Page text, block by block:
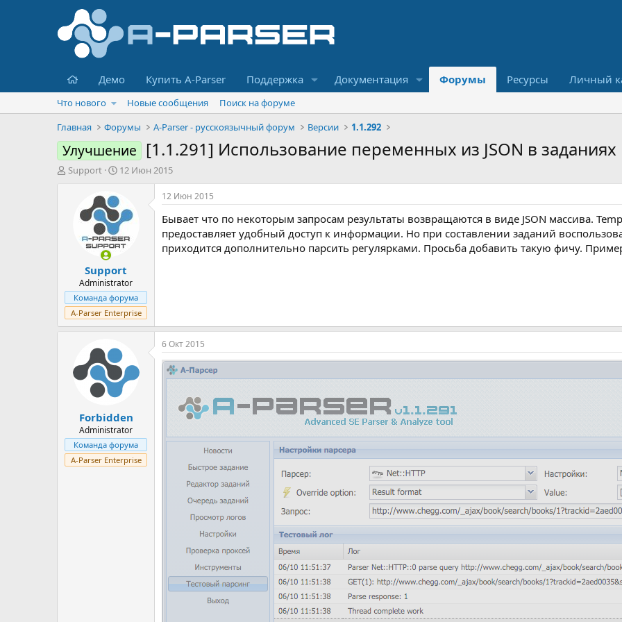
Главная
Демо Купить A-Parser Поддержка Документация Форумы Ресурсы Личный
Что нового Новые сообщения
Поиск на форуме
Главная
Форумы A-Parser - русскоязычный форум Версии 1.1.292
Улучшение [1.1.291] Использование переменных из JSON в заданиях
А
Support
Д
а
н
а
ч
л
а
12 Июн 2015
Support
Administrator
Команда форума
A-Parser Enterprise
12 Июн 2015
Бывает что по некоторым запросам результаты возвращаются в виде JSON массива.
предоставляет удобный доступ к информации. Но при составлении заданий
приходится дополнительно парсить регулярками. Просьба добавить такую фичу.
Forbidden
Administrator
Команда форума
A-Parser Enterprise
6 Окт 2015